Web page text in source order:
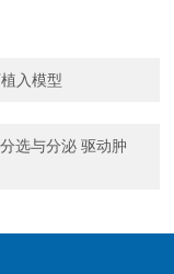
入模型
选与分泌 驱动肿